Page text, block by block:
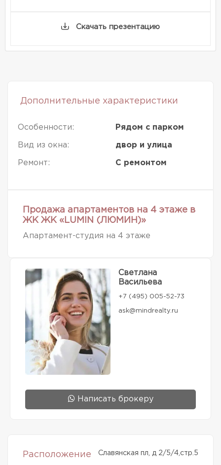
Скачать презентацию
Дополнительные характеристики
Особенности: Рядом с парком
Вид из окна: двор и улица
Ремонт: С ремонтом
Продажа апартаментов на 4 этаже в
ЖК ЖК «LUMIN (ЛЮМИН)»
Апартамент-студия на 4 этаже
Светлана
Васильева
+7 (495) 005-52-73
ask@mindrealty.ru
Написать брокеру
Расположение Славянская пл, д 2/5/4,стр.5